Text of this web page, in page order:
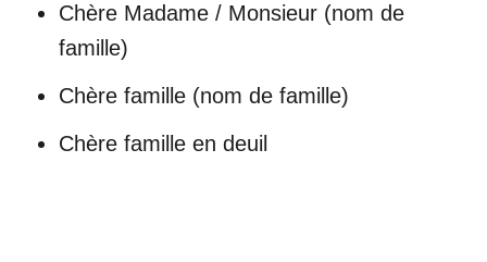
Chère Madame / Monsieur (nom de
famille)
Chère famille (nom de famille)
Chère famille en deuil